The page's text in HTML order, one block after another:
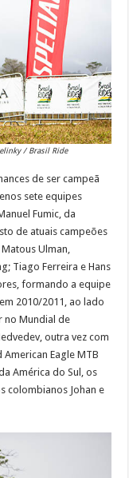
/ Brasil Ride
de ser campeã
sete equipes
Fumic, da
de atuais campeões
Ulman,
Tiago Ferreira e Hans
formando a equipe
2010/2011, ao lado
no Mundial de
outra vez com
American Eagle MTB
América do Sul, os
colombianos Johan e